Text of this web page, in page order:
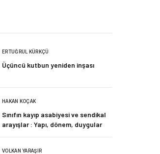
ERTUĞRUL KÜRKÇÜ
Üçüncü kutbun yeniden inşası
HAKAN KOÇAK
Sınıfın kayıp asabiyesi ve sendikal
arayışlar : Yapı, dönem, duygular
VOLKAN YARAŞIR